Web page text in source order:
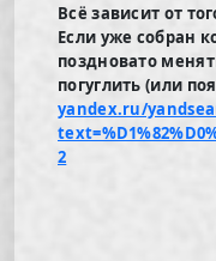
Всё зависит от
Если уже собран
поздновато
погуглить (или
yandex.ru/
2